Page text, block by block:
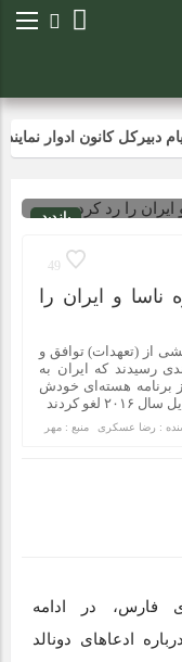
دبیرکل کانون ادوار
بازدید
49
ناسا و ایران را
از (تعهدات) توافق و
رسیدند که ایران به
برنامه هسته‌ای خودش
کردند
: رضا عسکری منبع : مهر
فارس، در ادامه
ادعاهای دونالد